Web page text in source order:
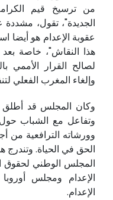
من ترسيخ قيم الكرامة
الجديدة"، تقول، مشددة
عقوبة الإعدام هو
هذا النقاش"، خاصة بعد
لصالح القرار الأممي
وإلغاء المغرب الفعلي
وكان المجلس قد
وتفاعل مع الشباب
وورشاته الترافعية من
الحق في الحياة. وتندرج
المجلس الوطني لحقوق
الإعدام ومجلس
الإعدام.